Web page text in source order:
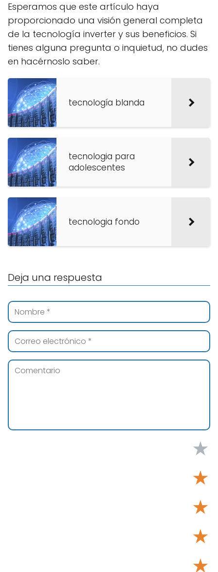
Esperamos que este artículo haya
proporcionado una visión general completa
de la tecnología inverter y sus beneficios. Si
tienes alguna pregunta o inquietud, no dudes
en hacérnoslo saber.
tecnología blanda
tecnologia para
adolescentes
tecnologia fondo
Deja una respuesta
★
★
★
★
★